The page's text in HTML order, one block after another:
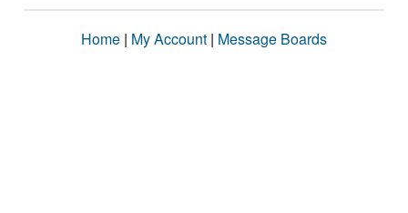
Home | My Account | Message Boards